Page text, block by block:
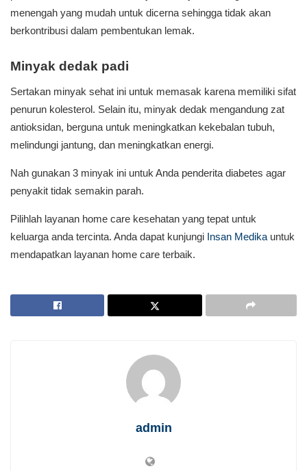
menengah yang mudah untuk dicerna sehingga tidak akan
berkontribusi dalam pembentukan lemak.
Minyak dedak padi
Sertakan minyak sehat ini untuk memasak karena memiliki sifat
penurun kolesterol. Selain itu, minyak dedak mengandung zat
antioksidan, berguna untuk meningkatkan kekebalan tubuh,
melindungi jantung, dan meningkatkan energi.
Nah gunakan 3 minyak ini untuk Anda penderita diabetes agar
penyakit tidak semakin parah.
Pilihlah layanan home care kesehatan yang tepat untuk
keluarga anda tercinta. Anda dapat kunjungi Insan Medika untuk
mendapatkan layanan home care terbaik.
admin